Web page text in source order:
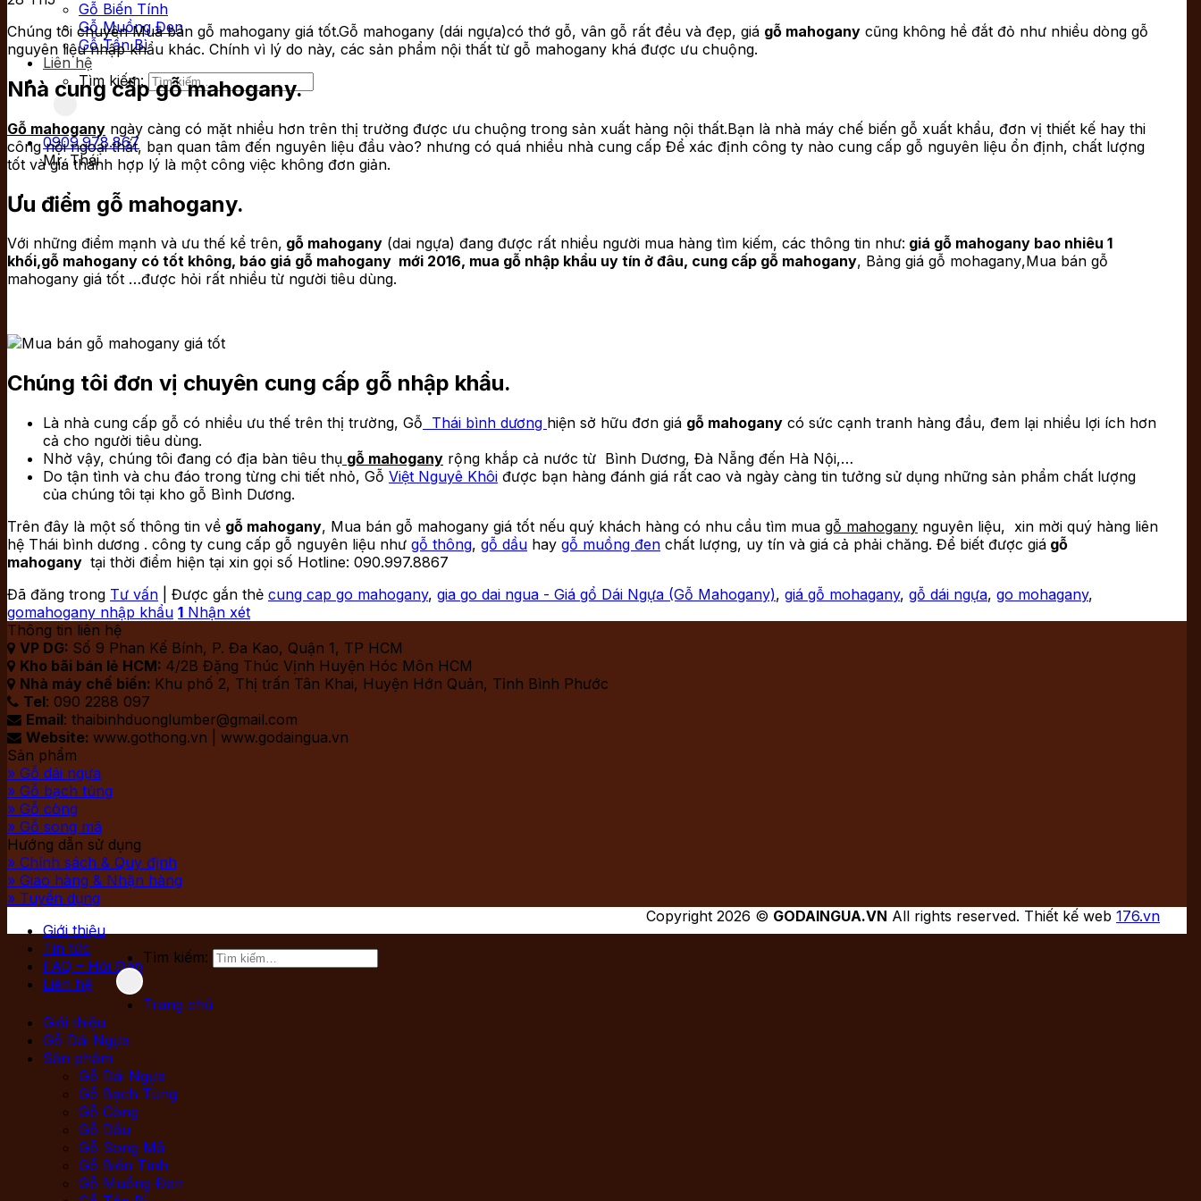
Gỗ Biến Tính
Gỗ Muồng Đen
Gỗ Tần Bì
Liên hệ
Tìm kiếm:
0909.978.867
Mr. Thái
Chúng tôi chuyên Mua bán gỗ mahogany giá tốt.Gỗ mahogany (dái ngựa)có thớ gỗ, vân gỗ rất đều và đẹp, giá gỗ mahogany cũng không hề đắt đỏ như nhiều dòng gỗ
nguyên liệu nhập khẩu khác. Chính vì lý do này, các sản phẩm nội thất từ gỗ mahogany khá được ưu chuộng.
Nhà cung cấp gỗ mahogany.
Gỗ mahogany ngày càng có mặt nhiều hơn trên thị trường được ưu chuộng trong sản xuất hàng nội thất.Bạn là nhà máy chế biến gỗ xuất khẩu, đơn vị thiết kế hay thi
công nội ngoại thất, bạn quan tâm đến nguyên liệu đầu vào? nhưng có quá nhiều nhà cung cấp Để xác định công ty nào cung cấp gỗ nguyên liệu ổn định, chất lượng
tốt và giá thành hợp lý là một công việc không đơn giản.
Ưu điểm gỗ mahogany.
Với những điểm mạnh và ưu thế kể trên, gỗ mahogany (dai ngựa) đang được rất nhiều người mua hàng tìm kiếm, các thông tin như: giá gỗ mahogany bao nhiêu 1
khối,gỗ mahogany có tốt không, báo giá gỗ mahogany mới 2016, mua gỗ nhập khẩu uy tín ở đâu, cung cấp gỗ mahogany, Bảng giá gỗ mohagany,Mua bán gỗ
mahogany giá tốt …được hỏi rất nhiều từ người tiêu dùng.
Chúng tôi đơn vị chuyên cung cấp gỗ nhập khẩu.
Là nhà cung cấp gỗ có nhiều ưu thế trên thị trường, Gỗ Thái bình dương hiện sở hữu đơn giá gỗ mahogany có sức cạnh tranh hàng đầu, đem lại nhiều lợi ích hơn
cả cho người tiêu dùng.
Nhờ vậy, chúng tôi đang có địa bàn tiêu thụ gỗ mahogany rộng khắp cả nước từ Bình Dương, Đà Nẵng đến Hà Nội,…
Do tận tình và chu đáo trong từng chi tiết nhỏ, Gỗ Việt Nguyê Khôi được bạn hàng đánh giá rất cao và ngày càng tin tưởng sử dụng những sản phẩm chất lượng
của chúng tôi tại kho gỗ Bình Dương.
Trên đây là một số thông tin về gỗ mahogany, Mua bán gỗ mahogany giá tốt nếu quý khách hàng có nhu cầu tìm mua gỗ mahogany nguyên liệu, xin mời quý hàng liên
hệ Thái bình dương . công ty cung cấp gỗ nguyên liệu như gỗ thông, gỗ dầu hay gỗ muồng đen chất lượng, uy tín và giá cả phải chăng. Để biết được giá gỗ
mahogany tại thời điểm hiện tại xin gọi số Hotline: 090.997.8867
Đã đăng trong Tư vấn Được gắn thẻ cung cap go mahogany, gia go dai ngua - Giá gổ Dái Ngựa (Gỗ Mahogany), giá gỗ mohagany, gỗ dái ngựa, go mohagany,
gomahogany nhập khẩu 1 Nhận xét
Thông tin liên hệ
 VP DG: Số 9 Phan Kế Bính, P. Đa Kao, Quận 1, TP HCM
 Kho bãi bán lẻ HCM: 4/2B Đặng Thúc Vịnh Huyện Hóc Môn HCM
 Nhà máy chế biến: Khu phố 2, Thị trấn Tân Khai, Huyện Hớn Quản, Tỉnh Bình Phước
 Tel: 090 2288 097
 Email: thaibinhduonglumber@gmail.com
 Website: www.gothong.vn | www.godaingua.vn
Sản phẩm
» Gỗ dái ngựa
» Gỗ bạch tùng
» Gỗ còng
» Gỗ song mã
Hướng dẫn sử dụng
» Chính sách & Quy định
» Giao hàng & Nhận hàng
» Tuyển dụng
Copyright 2026 © GODAINGUA.VN All rights reserved. Thiết kế web 176.vn
Giới thiệu
Tin tức
FAQ – Hỏi Đáp
Liên hệ
Tìm kiếm:
Trang chủ
Giới thiệu
Gỗ Dái Ngựa
Sản phẩm
Gỗ Dái Ngựa
Gỗ Bạch Tùng
Gỗ Còng
Gỗ Dầu
Gỗ Song Mã
Gỗ Biến Tính
Gỗ Muồng Đen